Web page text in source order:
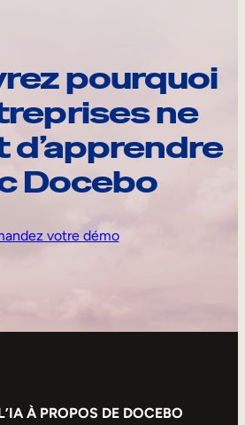
pourquoi
ne
d’apprendre
Docebo
votre démo
À PROPOS DE DOCEBO